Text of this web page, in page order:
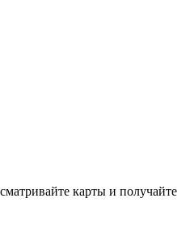
карты и получайте